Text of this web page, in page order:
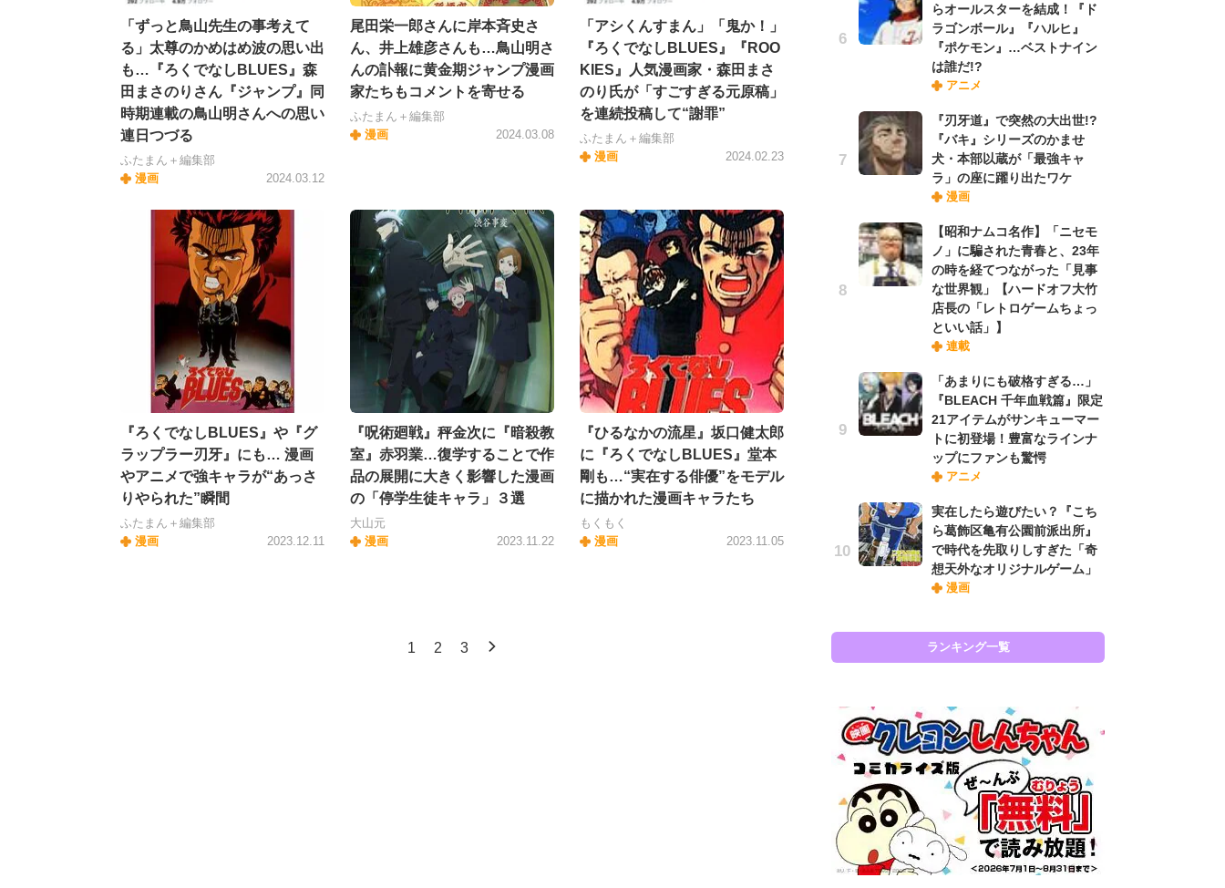
「ずっと鳥山先生の事考えて
る」太尊のかめはめ波の思い出
も…『ろくでなしBLUES』森
田まさのりさん『ジャンプ』同
時期連載の鳥山明さんへの思い
連日つづる
ふたまん＋編集部
漫画
2024.03.12
尾田栄一郎さんに岸本斉史さ
ん、井上雄彦さんも…鳥山明さ
んの訃報に黄金期ジャンプ漫画
家たちもコメントを寄せる
ふたまん＋編集部
漫画
2024.03.08
「アシくんすまん」「鬼か！」
『ろくでなしBLUES』『ROO
KIES』人気漫画家・森田まさ
のり氏が「すごすぎる元原稿」
を連続投稿して“謝罪”
ふたまん＋編集部
漫画
2024.02.23
『ろくでなしBLUES』や『グ
ラップラー刃牙』にも… 漫画
やアニメで強キャラが“あっさ
りやられた”瞬間
ふたまん＋編集部
漫画
2023.12.11
『呪術廻戦』秤金次に『暗殺教
室』赤羽業…復学することで作
品の展開に大きく影響した漫画
の「停学生徒キャラ」３選
大山元
漫画
2023.11.22
『ひるなかの流星』坂口健太郎
に『ろくでなしBLUES』堂本
剛も…“実在する俳優”をモデル
に描かれた漫画キャラたち
もくもく
漫画
2023.11.05
1 2 3
らオールスターを結成！『ド
ラゴンボール』『ハルヒ』
『ポケモン』…ベストナイン
は誰だ!?
アニメ
『刃牙道』で突然の大出世!?
『バキ』シリーズのかませ
犬・本部以蔵が「最強キャ
ラ」の座に躍り出たワケ
漫画
【昭和ナムコ名作】「ニセモ
ノ」に騙された青春と、23年
の時を経てつながった「見事
な世界観」【ハードオフ大竹
店長の「レトロゲームちょっ
といい話」】
連載
「あまりにも破格すぎる…」
『BLEACH 千年血戦篇』限定
21アイテムがサンキューマー
トに初登場！豊富なラインナ
ップにファンも驚愕
アニメ
実在したら遊びたい？『こち
ら葛飾区亀有公園前派出所』
で時代を先取りしすぎた「奇
想天外なオリジナルゲーム」
漫画
ランキング一覧